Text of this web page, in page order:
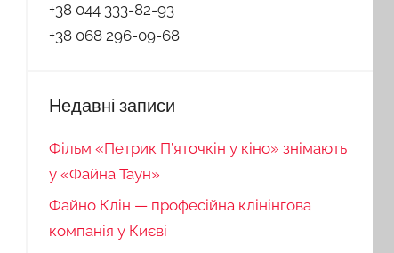
+38 044 333-82-93
+38 068 296-09-68
Недавні записи
Фільм «Петрик П’яточкін у кіно» знімають
у «Файна Таун»
Файно Клін — професійна клінінгова
компанія у Києві